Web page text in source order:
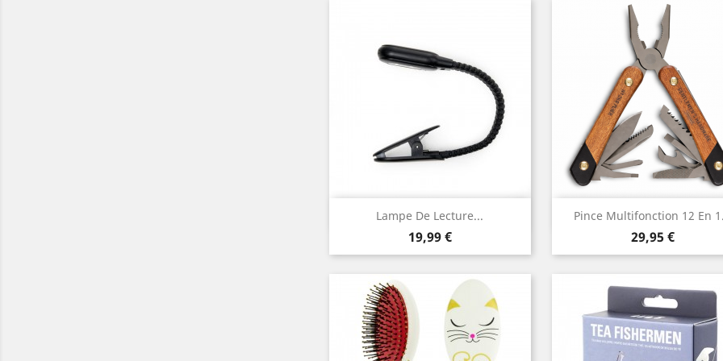
Lampe De Lecture...
Prix
19,99 €
Aperçu rapide Pince Multifonction 12 En
Prix
29,95 €
Aperçu rapide